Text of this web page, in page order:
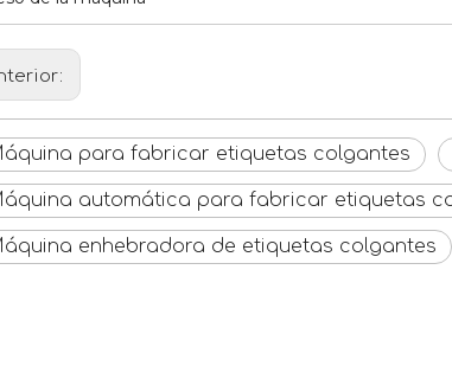
para fabricar etiquetas colgantes
automática para fabricar etiquetas
enhebradora de etiquetas colgantes